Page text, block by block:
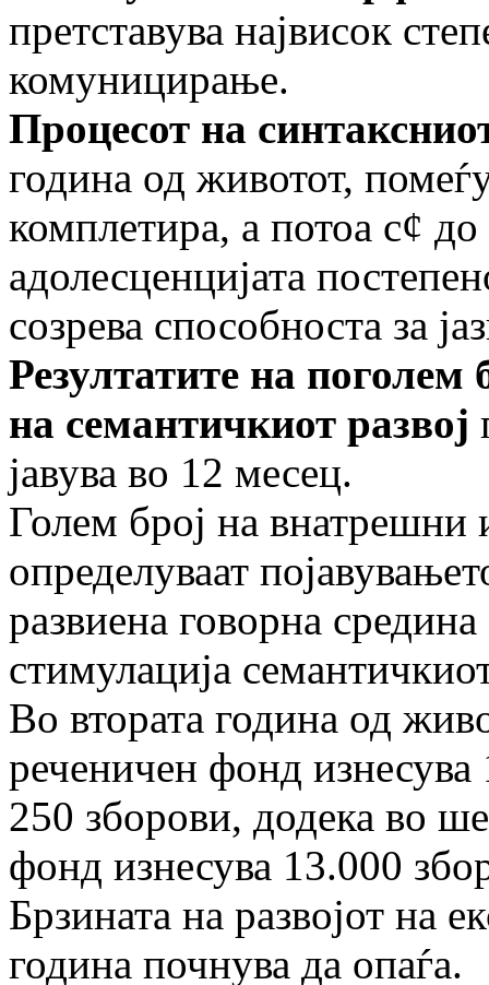
претставува највисок
комуницирање.
Процесот на
година од животот,
комплетира, а потоа с¢
адолесценцијата
созрева способноста за
Резултатите на поголем
на семантичкиот развој
јавува во 12 месец.
Голем број на
определуваат
развиена говорна
стимулација
Во втората година од
реченичен фонд
250 зборови, додека во
фонд изнесува 13.000
Брзината на развојот на
година почнува да опаѓа.